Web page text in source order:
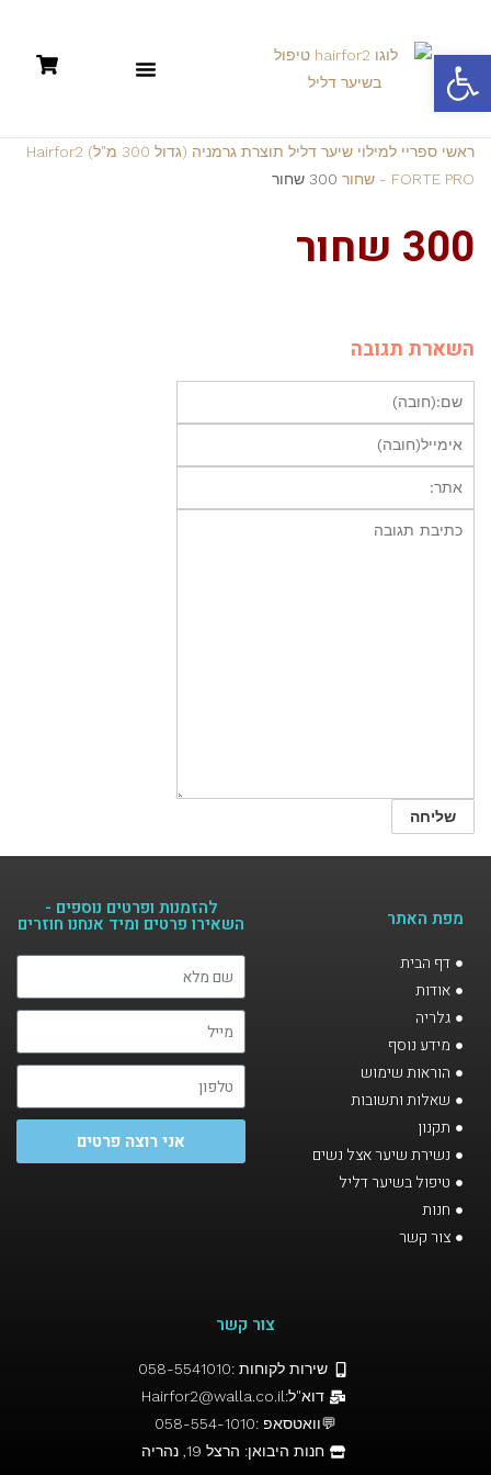
ראשי
ספריי למילוי שיער דליל תוצרת גרמניה (גדול 300 מ"ל) Hairfor2
FORTE PRO - שחור
300 שחור
300 שחור
השארת תגובה
מפת האתר
דף הבית
אודות
גלריה
מידע נוסף
הוראות שימוש
שאלות ותשובות
תקנון
נשירת שיער אצל נשים
טיפול בשיער דליל
חנות
צור קשר
להזמנות ופרטים נוספים -
השאירו פרטים ומיד אנחנו חוזרים​
אני רוצה פרטים
צור קשר
שירות לקוחות :058-5541010
דוא"ל:Hairfor2@walla.co.il
💬וואטסאפ :058-554-1010
חנות היבואן: הרצל 19, נהריה
פתח סרגל נגישות